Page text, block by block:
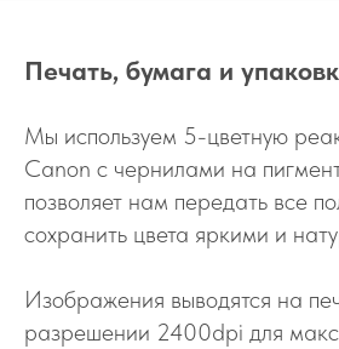
Печать, бумага и
Мы используем 5-цветную
Canon с чернилами на
позволяет нам передать все
сохранить цвета яркими и
Изображения выводятся на
разрешении 2400dpi для